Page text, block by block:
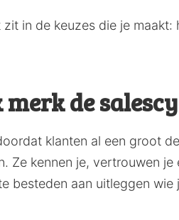
in de keuzes die je
de
klanten al een groot
Ze kennen je, vertrouwen
besteden aan uitleggen